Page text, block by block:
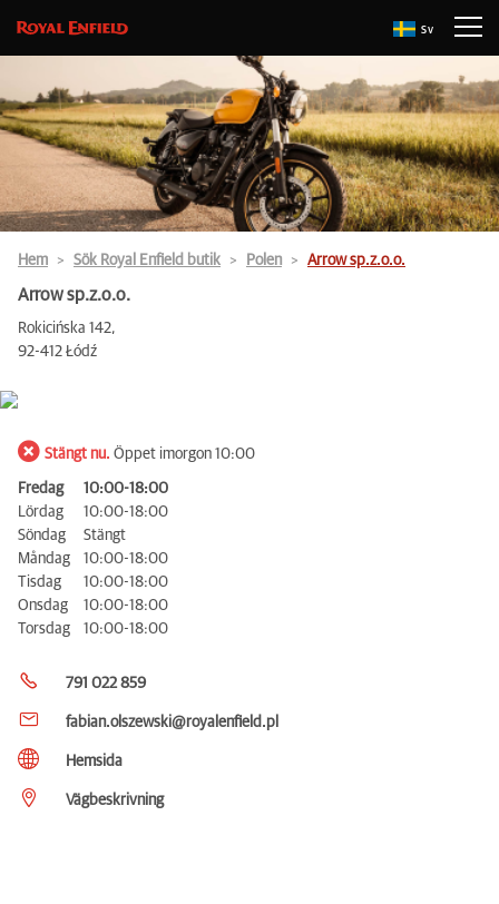
Sv
Hem Sök Royal Enfield butik Polen Arrow sp.z.o.o.
Arrow sp.z.o.o.
Rokicińska 142,
92-412 Łódź
Stängt nu. Öppet imorgon 10:00
Fredag
10:00-18:00
Lördag
10:00-18:00
Söndag
Stängt
Måndag
10:00-18:00
Tisdag
10:00-18:00
Onsdag
10:00-18:00
Torsdag
10:00-18:00
791 022 859
fabian.olszewski@royalenfield.pl
Hemsida
Vägbeskrivning